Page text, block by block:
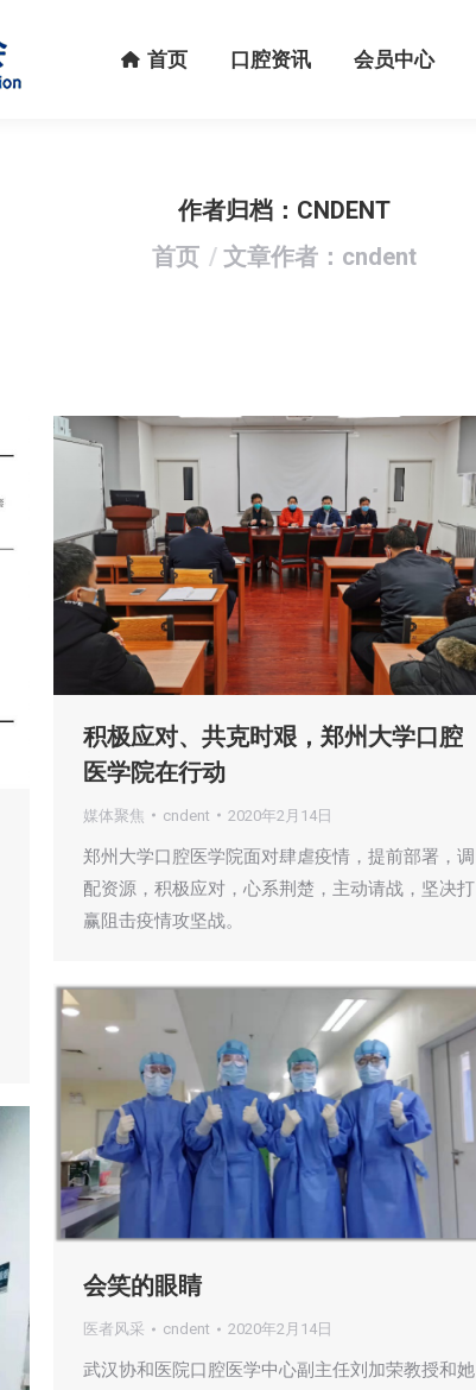
首页 口腔资讯 会员中心
作者归档： CNDENT
您在这里：
首页 文章作者：cndent
积极应对、共克时艰，郑州大学口腔
医学院在行动
媒体聚焦 cndent 2020年2月14日
郑州大学口腔医学院面对肆虐疫情，提前部署，调
配资源，积极应对，心系荆楚，主动请战，坚决打
赢阻击疫情攻坚战。
会笑的眼睛
医者风采 cndent 2020年2月14日
武汉协和医院口腔医学中心副主任刘加荣教授和她